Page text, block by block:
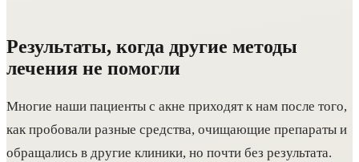
Результаты, когда другие методы
лечения не помогли
Многие наши пациенты с акне приходят к нам после того,
как пробовали разные средства, очищающие препараты и
обращались в другие клиники, но почти без результата.